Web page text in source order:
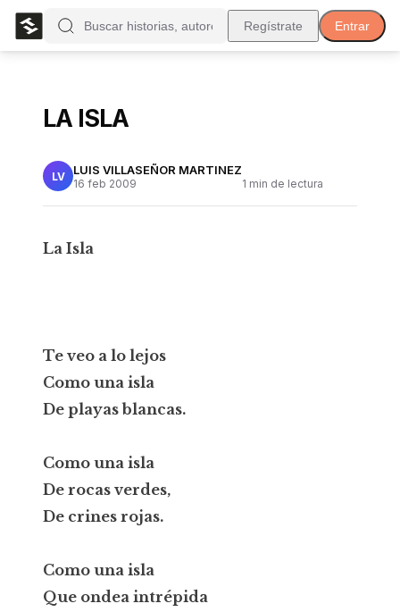
Regístrate Entrar
LA ISLA
LV LUIS VILLASEÑOR MARTINEZ
16 feb 2009 1 min de lectura
La Isla
Te veo a lo lejos
Como una isla
De playas blancas.
Como una isla
De rocas verdes,
De crines rojas.
Como una isla
Que ondea intrépida